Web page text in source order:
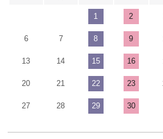
1 2
6 7 8 9
13 14 15 16
20 21 22 23
27 28 29 30